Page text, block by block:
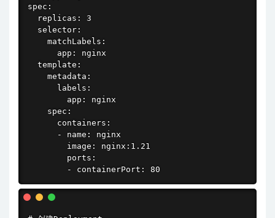
spec:
  replicas: 3
  selector:
    matchLabels:
      app: nginx
  template:
    metadata:
      labels:
        app: nginx
    spec:
      containers:
      - name: nginx
        image: nginx:1.21
        ports:
        - containerPort: 80